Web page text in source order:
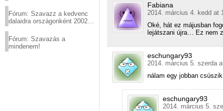
Fórum: Szavazz a kedvenc
dalaidra országonként 2002
Fórum: Szavazás a
mindenem!
Fabiana
2014. március 4. kedd at
Oké, hát ez májusban
lejátszani újra… Ez nem
eschungary93
2014. március 5. szerda
nálam egy jobban
eschungary93
2014. március 5.